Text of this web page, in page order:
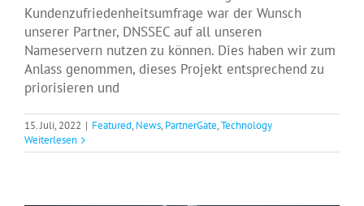
Kundenzufriedenheitsumfrage war der Wunsch
unserer Partner, DNSSEC auf all unseren
Nameservern nutzen zu können. Dies haben wir zum
Anlass genommen, dieses Projekt entsprechend zu
priorisieren und
15. Juli, 2022 | Featured, News, PartnerGate,Technology
WeiterlesenPartnerGate offizieller Partner des
Golfsrudel Charity Cups